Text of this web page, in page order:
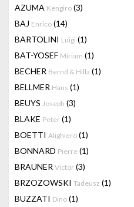
AZUMA Kengiro (3)
BAJ Enrico (14)
BARTOLINI Luigi (1)
BAT-YOSEF Miriam (1)
BECHER Bernd & Hilla (1)
BELLMER Hans (1)
BEUYS Joseph (3)
BLAKE Peter (1)
BOETTI Alighiero (1)
BONNARD Pierre (1)
BRAUNER Victor (3)
BRZOZOWSKI Tadeusz (1)
BUZZATI Dino (1)